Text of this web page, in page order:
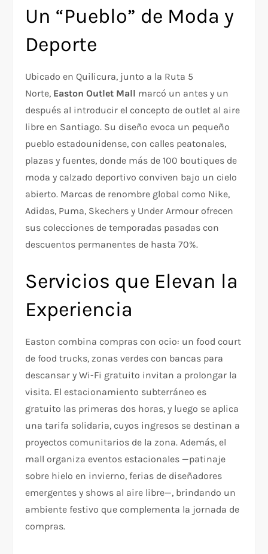
Un “Pueblo” de Moda y
Deporte
Ubicado en Quilicura, junto a la Ruta 5
Norte, Easton Outlet Mall marcó un antes y un
después al introducir el concepto de outlet al aire
libre en Santiago. Su diseño evoca un pequeño
pueblo estadounidense, con calles peatonales,
plazas y fuentes, donde más de 100 boutiques de
moda y calzado deportivo conviven bajo un cielo
abierto. Marcas de renombre global como Nike,
Adidas, Puma, Skechers y Under Armour ofrecen
sus colecciones de temporadas pasadas con
descuentos permanentes de hasta 70%.
Servicios que Elevan la
Experiencia
Easton combina compras con ocio: un food court
de food trucks, zonas verdes con bancas para
descansar y Wi-Fi gratuito invitan a prolongar la
visita. El estacionamiento subterráneo es
gratuito las primeras dos horas, y luego se aplica
una tarifa solidaria, cuyos ingresos se destinan a
proyectos comunitarios de la zona. Además, el
mall organiza eventos estacionales —patinaje
sobre hielo en invierno, ferias de diseñadores
emergentes y shows al aire libre—, brindando un
ambiente festivo que complementa la jornada de
compras.